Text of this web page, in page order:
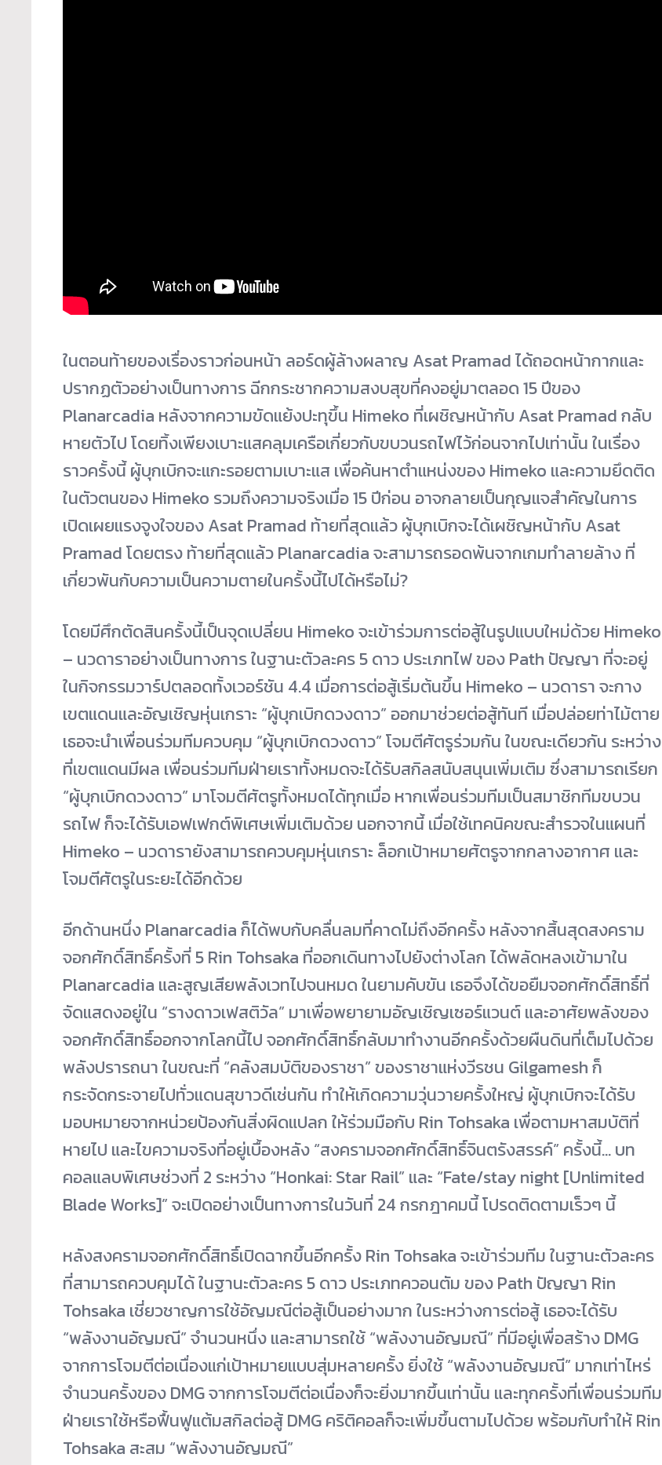
ในตอนท้ายของเรื่องราวก่อนหน้า ลอร์ดผู้ล้างผลาญ Asat Pramad ได้ถอดหน้ากากและ
ปรากฏตัวอย่างเป็นทางการ ฉีกกระชากความสงบสุขที่คงอยู่มาตลอด 15 ปีของ
Planarcadia หลังจากความขัดแย้งปะทุขึ้น Himeko ที่เผชิญหน้ากับ Asat Pramad กลับ
หายตัวไป โดยทิ้งเพียงเบาะแสคลุมเครือเกี่ยวกับขบวนรถไฟไว้ก่อนจากไปเท่านั้น ในเรื่อง
ราวครั้งนี้ ผู้บุกเบิกจะแกะรอยตามเบาะแส เพื่อค้นหาตำแหน่งของ Himeko และความยึดติด
ในตัวตนของ Himeko รวมถึงความจริงเมื่อ 15 ปีก่อน อาจกลายเป็นกุญแจสำคัญในการ
เปิดเผยแรงจูงใจของ Asat Pramad ท้ายที่สุดแล้ว ผู้บุกเบิกจะได้เผชิญหน้ากับ Asat
Pramad โดยตรง ท้ายที่สุดแล้ว Planarcadia จะสามารถรอดพ้นจากเกมทำลายล้าง ที่
เกี่ยวพันกับความเป็นความตายในครั้งนี้ไปได้หรือไม่?
โดยมีศึกตัดสินครั้งนี้เป็นจุดเปลี่ยน Himeko จะเข้าร่วมการต่อสู้ในรูปแบบใหม่ด้วย Himeko
– นวดาราอย่างเป็นทางการ ในฐานะตัวละคร 5 ดาว ประเภทไฟ ของ Path ปัญญา ที่จะอยู่
ในกิจกรรมวาร์ปตลอดทั้งเวอร์ชัน 4.4 เมื่อการต่อสู้เริ่มต้นขึ้น Himeko – นวดารา จะกาง
เขตแดนและอัญเชิญหุ่นเกราะ “ผู้บุกเบิกดวงดาว” ออกมาช่วยต่อสู้ทันที เมื่อปล่อยท่าไม้ตาย
เธอจะนำเพื่อนร่วมทีมควบคุม “ผู้บุกเบิกดวงดาว” โจมตีศัตรูร่วมกัน ในขณะเดียวกัน ระหว่าง
ที่เขตแดนมีผล เพื่อนร่วมทีมฝ่ายเราทั้งหมดจะได้รับสกิลสนับสนุนเพิ่มเติม ซึ่งสามารถเรียก
“ผู้บุกเบิกดวงดาว” มาโจมตีศัตรูทั้งหมดได้ทุกเมื่อ หากเพื่อนร่วมทีมเป็นสมาชิกทีมขบวน
รถไฟ ก็จะได้รับเอฟเฟกต์พิเศษเพิ่มเติมด้วย นอกจากนี้ เมื่อใช้เทคนิคขณะสำรวจในแผนที่
Himeko – นวดารายังสามารถควบคุมหุ่นเกราะ ล็อกเป้าหมายศัตรูจากกลางอากาศ และ
โจมตีศัตรูในระยะได้อีกด้วย
อีกด้านหนึ่ง Planarcadia ก็ได้พบกับคลื่นลมที่คาดไม่ถึงอีกครั้ง หลังจากสิ้นสุดสงคราม
จอกศักดิ์สิทธิ์ครั้งที่ 5 Rin Tohsaka ที่ออกเดินทางไปยังต่างโลก ได้พลัดหลงเข้ามาใน
Planarcadia และสูญเสียพลังเวทไปจนหมด ในยามคับขัน เธอจึงได้ขอยืมจอกศักดิ์สิทธิ์ที่
จัดแสดงอยู่ใน “รางดาวเฟสติวัล” มาเพื่อพยายามอัญเชิญเซอร์แวนต์ และอาศัยพลังของ
จอกศักดิ์สิทธิ์ออกจากโลกนี้ไป จอกศักดิ์สิทธิ์กลับมาทำงานอีกครั้งด้วยผืนดินที่เต็มไปด้วย
พลังปรารถนา ในขณะที่ “คลังสมบัติของราชา” ของราชาแห่งวีรชน Gilgamesh ก็
กระจัดกระจายไปทั่วแดนสุขาวดีเช่นกัน ทำให้เกิดความวุ่นวายครั้งใหญ่ ผู้บุกเบิกจะได้รับ
มอบหมายจากหน่วยป้องกันสิ่งผิดแปลก ให้ร่วมมือกับ Rin Tohsaka เพื่อตามหาสมบัติที่
หายไป และไขความจริงที่อยู่เบื้องหลัง “สงครามจอกศักดิ์สิทธิ์จินตรังสรรค์” ครั้งนี้… บท
คอลแลบพิเศษช่วงที่ 2 ระหว่าง “Honkai: Star Rail” และ “Fate/stay night [Unlimited
Blade Works]” จะเปิดอย่างเป็นทางการในวันที่ 24 กรกฎาคมนี้ โปรดติดตามเร็วๆ นี้
หลังสงครามจอกศักดิ์สิทธิ์เปิดฉากขึ้นอีกครั้ง Rin Tohsaka จะเข้าร่วมทีม ในฐานะตัวละคร
ที่สามารถควบคุมได้ ในฐานะตัวละคร 5 ดาว ประเภทควอนตัม ของ Path ปัญญา Rin
Tohsaka เชี่ยวชาญการใช้อัญมณีต่อสู้เป็นอย่างมาก ในระหว่างการต่อสู้ เธอจะได้รับ
“พลังงานอัญมณี” จำนวนหนึ่ง และสามารถใช้ “พลังงานอัญมณี” ที่มีอยู่เพื่อสร้าง DMG
จากการโจมตีต่อเนื่องแก่เป้าหมายแบบสุ่มหลายครั้ง ยิ่งใช้ “พลังงานอัญมณี” มากเท่าไหร่
จำนวนครั้งของ DMG จากการโจมตีต่อเนื่องก็จะยิ่งมากขึ้นเท่านั้น และทุกครั้งที่เพื่อนร่วมทีม
ฝ่ายเราใช้หรือฟื้นฟูแต้มสกิลต่อสู้ DMG คริติคอลก็จะเพิ่มขึ้นตามไปด้วย พร้อมกับทำให้ Rin
Tohsaka สะสม “พลังงานอัญมณี”